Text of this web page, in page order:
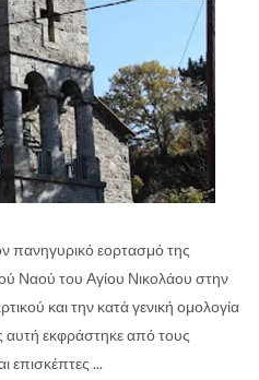
πανηγυρικό εορτασμό της
Ναού του Αγίου Νικολάου στην
και την κατά γενική ομολογία
αυτή εκφράστηκε από τους
επισκέπτες ...